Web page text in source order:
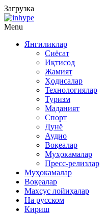
Загрузка
Menu
Янгиликлар
Сиёсат
Иқтисод
Жамият
Ҳодисалар
Технологиялар
Туризм
Маданият
Спорт
Дунё
Аудио
Воқеалар
Муҳокамалар
Пресс-релизлар
Муҳокамалар
Воқеалар
Махсус лойиҳалар
На русском
Кириш